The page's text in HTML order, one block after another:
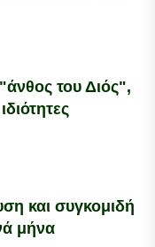
του Διός",
και συγκομιδή
μήνα